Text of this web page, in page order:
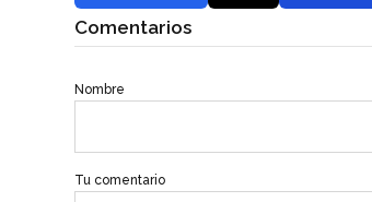
Comentarios
Nombre
Tu comentario